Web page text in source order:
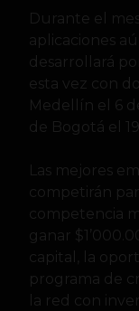
Durante el
aplicaciones
desarrollará
esta vez con
Medellín el 6
de Bogotá el
Las mejores
competirán
competencia
ganar
capital, la
programa de
la red con